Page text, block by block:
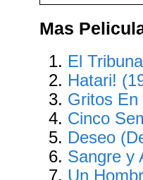
Mas
El
Hatari!
Gritos En
Cinco
Deseo
Sangre y
Un